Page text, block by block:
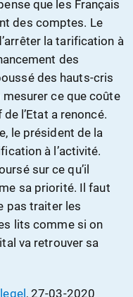
que les Français
des comptes. Le
la tarification à
des
des hauts-cris
mesurer ce que coûte
l’Etat a renoncé.
le président de la
à l’activité.
sur ce qu’il
sa priorité. Il faut
pas traiter les
lits comme si on
va retrouver sa
, 27-03-2020